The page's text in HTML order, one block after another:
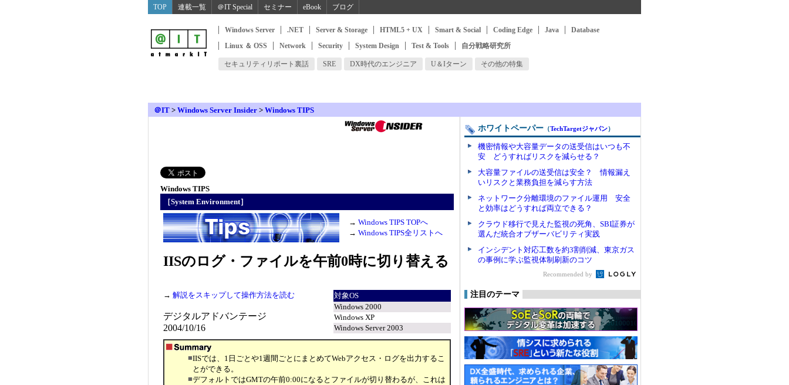
TOP 連載一覧 ＠IT Special セミナー eBook ブログ
Windows Server .NET Server & Storage HTML5 + UX Smart & Social Coding Edge Java
Database
Linux ＆ OSS
Network Security System Design Test & Tools 自分戦略研究所
セキュリティリポート裏話 SRE DX時代のエンジニア U＆Iターン その他の特集
＠IT > Windows Server Insider > Windows TIPS
Windows TIPS
［System Environment］
→ Windows TIPS TOPへ
→ Windows TIPS全リストへ
IISのログ・ファイルを午前0時に切り替える
→ 解説をスキップして操作方法を読む
デジタルアドバンテージ
2004/10/16
対象OS
Windows 2000
Windows XP
Windows Server 2003
■IISでは、1日ごとや1週間ごとにまとめてWebアクセス・ログを出力するこ
とができる。
■デフォルトではGMTの午前0:00になるとファイルが切り替わるが、これは
ホワイトペーパー （TechTargetジャパン）
機密情報や大容量データの送受信はいつも不
安 どうすればリスクを減らせる？
大容量ファイルの送受信は安全？ 情報漏え
いリスクと業務負担を減らす方法
ネットワーク分離環境のファイル運用 安全
と効率はどうすれば両立できる？
クラウド移行で見えた監視の死角、SBI証券が
選んだ統合オブザーバビリティ実践
インシデント対応工数を約3割削減、東京ガス
の事例に学ぶ監視体制刷新のコツ
Recommended by
注目のテーマ